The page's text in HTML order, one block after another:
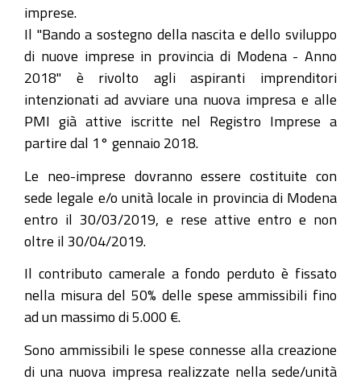
imprese.
Il "Bando a sostegno della nascita e dello sviluppo
di nuove imprese in provincia di Modena - Anno
2018" è rivolto agli aspiranti imprenditori
intenzionati ad avviare una nuova impresa e alle
PMI già attive iscritte nel Registro Imprese a
partire dal 1° gennaio 2018.
Le neo-imprese dovranno essere costituite con
sede legale e/o unità locale in provincia di Modena
entro il 30/03/2019, e rese attive entro e non
oltre il 30/04/2019.
Il contributo camerale a fondo perduto è fissato
nella misura del 50% delle spese ammissibili fino
ad un massimo di 5.000 €.
Sono ammissibili le spese connesse alla creazione
di una nuova impresa realizzate nella sede/unità